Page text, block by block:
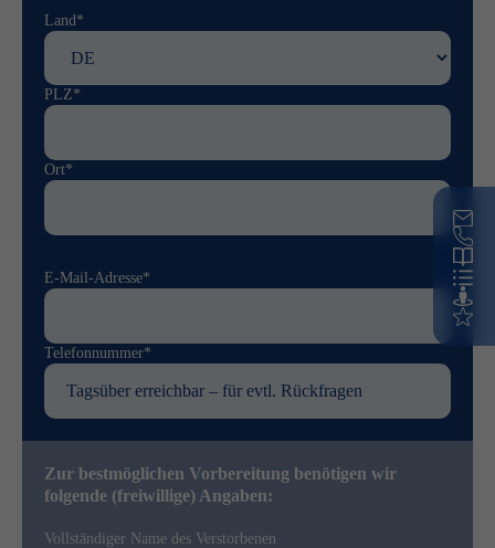
Land*
PLZ*
Ort*
E-Mail-Adresse*
Telefonnummer*
Zur bestmöglichen Vorbereitung benötigen wir
folgende (freiwillige) Angaben:
Vollständiger Name des Verstorbenen